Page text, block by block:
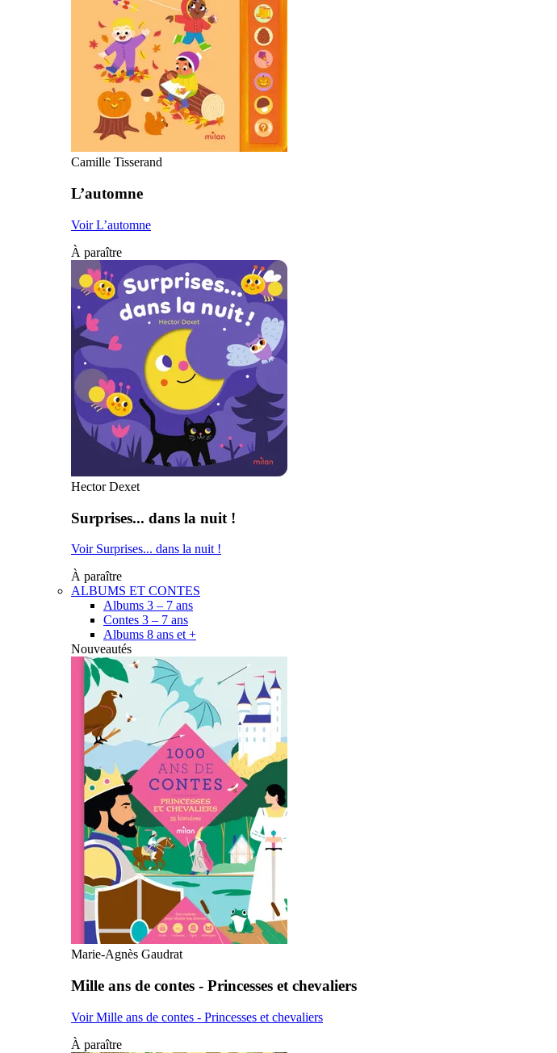
Camille Tisserand
L’automne
Voir L’automne
À paraître
Hector Dexet
Surprises... dans la nuit !
Voir Surprises... dans la nuit !
À paraître
ALBUMS ET CONTES
Albums 3 – 7 ans
Contes 3 – 7 ans
Albums 8 ans et +
Nouveautés
Marie-Agnès Gaudrat
Mille ans de contes - Princesses et chevaliers
Voir Mille ans de contes - Princesses et chevaliers
À paraître